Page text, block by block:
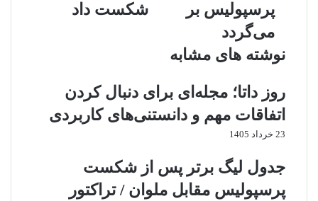
شکست داد
پرسپولیس بر
می‌گردد
نوشته های مشابه
روز داتا؛ مجله‌ای برای دنبال کردن
اتفاقات مهم و دانستنی‌های کاربردی
23 خرداد 1405
جدول لیگ برتر پس از شکست
پرسپولیس مقابل ملوان / تراکتور